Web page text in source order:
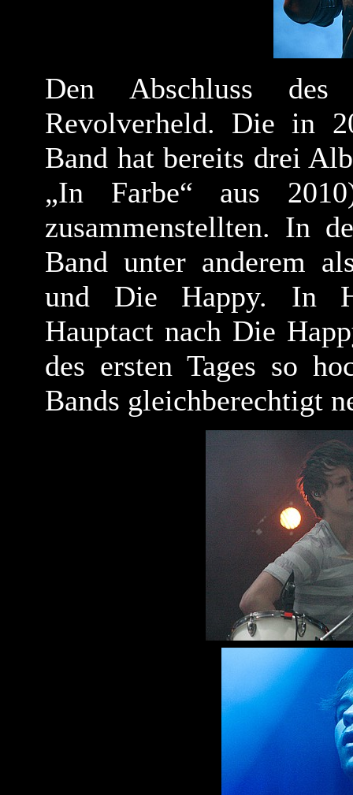
Den Abschluss des
Revolverheld. Die in
Band hat bereits drei
„In Farbe“ aus
zusammenstellten. In
Band unter anderem
und Die Happy. In
Hauptact nach Die
des ersten Tages so
Bands gleichberechtigt